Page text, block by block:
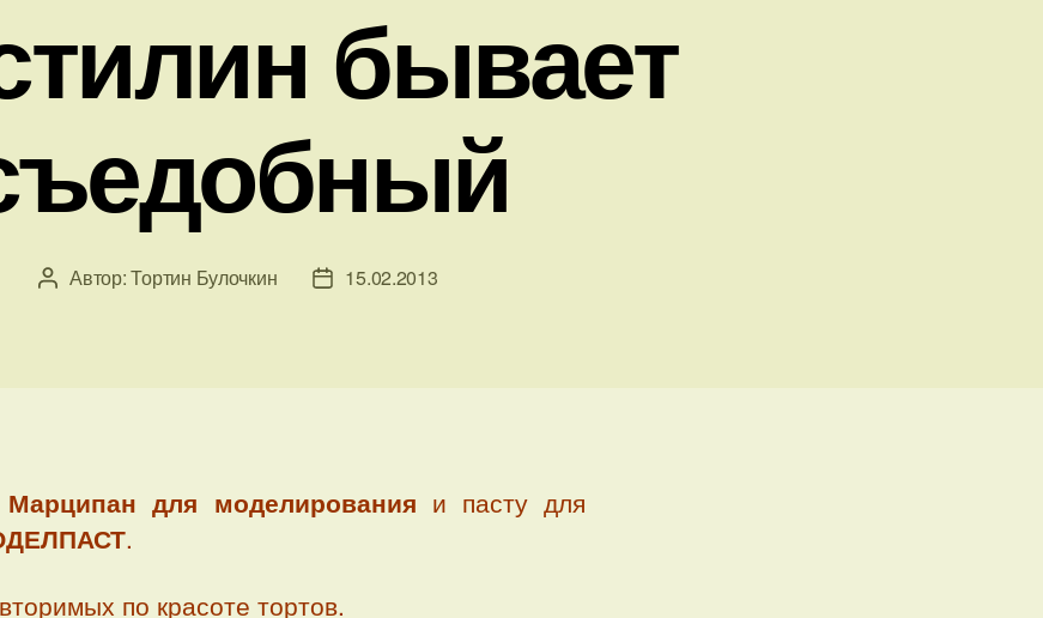
бывает
Автор
Автор:Тортин Булочкин
Дата15.02.2013
Марципан для моделирования и пасту для
.
по красоте тортов.